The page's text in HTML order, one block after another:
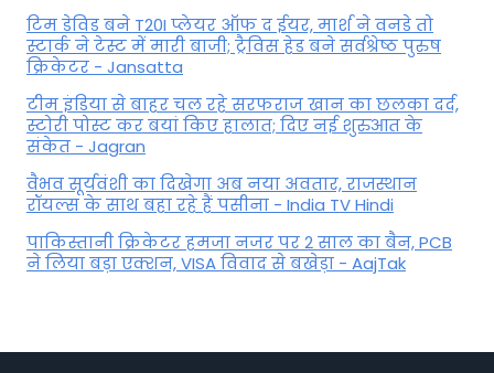
टिम डेविड बने T20I प्लेयर ऑफ द ईयर, मार्श ने वनडे तो
स्टार्क ने टेस्ट में मारी बाजी; ट्रैविस हेड बने सर्वश्रेष्ठ पुरुष
क्रिकेटर - Jansatta
टीम इंडिया से बाहर चल रहे सरफराज खान का छलका दर्द,
स्टोरी पोस्ट कर बयां किए हालात; दिए नई शुरुआत के
संकेत - Jagran
वैभव सूर्यवंशी का दिखेगा अब नया अवतार, राजस्थान
रॉयल्स के साथ बहा रहे हैं पसीना - India TV Hindi
पाकिस्तानी क्रिकेटर हमजा नजर पर 2 साल का बैन, PCB
ने ल‍िया बड़ा एक्शन, VISA व‍िवाद से बखेड़ा - AajTak